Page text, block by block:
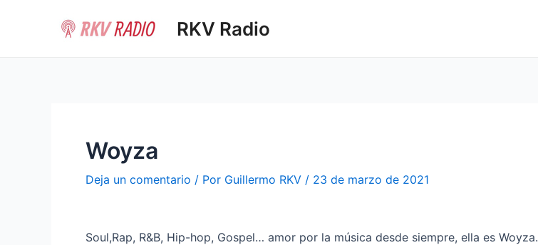
RKV Radio
Woyza
Deja un comentario / Por Guillermo RKV / 23 de marzo de 2021
Soul,Rap, R&B, Hip-hop, Gospel… amor por la música desde siempre, ella es Woyza.